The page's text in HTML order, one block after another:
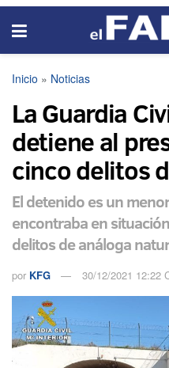
Inicio » Noticias
La Guardia
detiene al
cinco delitos
El detenido es un
encontraba en
delitos de análoga
por KFG 30/12/2021 12:22